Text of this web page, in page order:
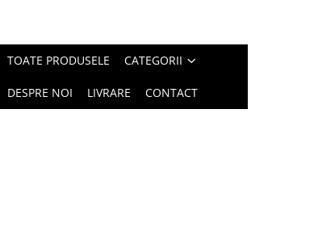
TOATE PRODUSELE CATEGORII
DESPRE NOI LIVRARE CONTACT